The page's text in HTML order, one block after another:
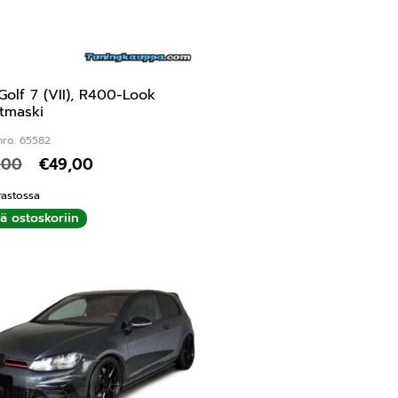
7 (VII), R400-Look
65582
€49,00
ostoskoriin